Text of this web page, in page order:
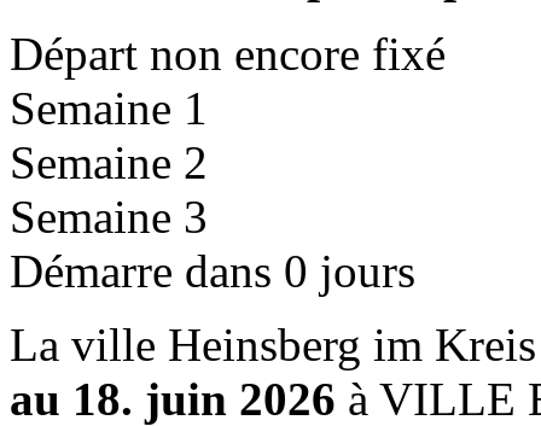
Départ non encore fixé
Semaine 1
Semaine 2
Semaine 3
Démarre dans 0 jours
La ville Heinsberg im
au 18. juin 2026 à VILLE